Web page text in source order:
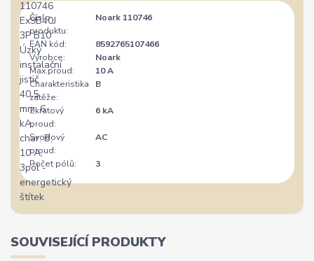
Číslo
produktu:
Noark 110746
EAN kód:
8592765107466
Výrobce:
Noark
Max.proud:
10 A
Charakteristika
zátěže:
B
Zkratový
proud:
6 kA
Svodový
proud:
AC
Počet pólů: 3
SOUVISEJÍCÍ PRODUKTY